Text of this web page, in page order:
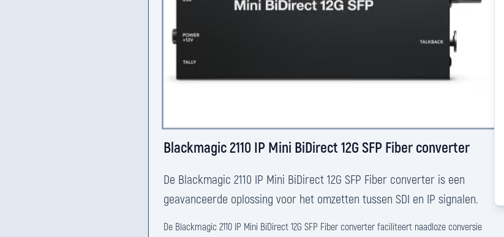
Blackmagic 2110 IP Mini BiDirect 12G SFP Fiber converter
De Blackmagic 2110 IP Mini BiDirect 12G SFP Fiber converter is een
geavanceerde oplossing voor het omzetten tussen SDI en IP signalen.
De Blackmagic 2110 IP Mini BiDirect 12G SFP Fiber converter faciliteert naadloze conversie